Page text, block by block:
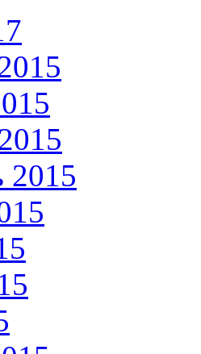
2015